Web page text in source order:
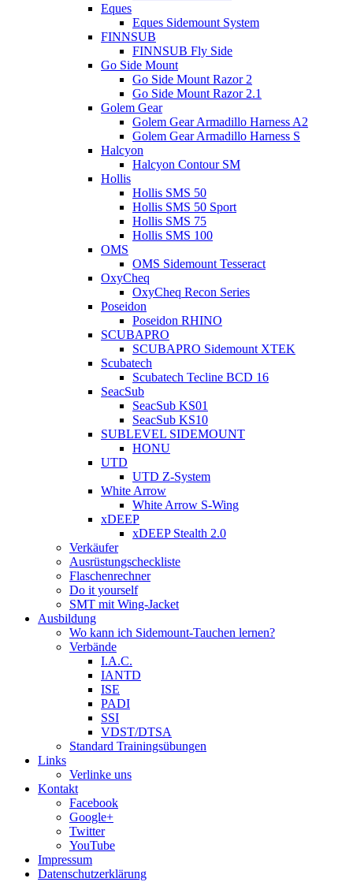
Eques
Eques Sidemount System
FINNSUB
FINNSUB Fly Side
Go Side Mount
Go Side Mount Razor 2
Go Side Mount Razor 2.1
Golem Gear
Golem Gear Armadillo Harness A2
Golem Gear Armadillo Harness S
Halcyon
Halcyon Contour SM
Hollis
Hollis SMS 50
Hollis SMS 50 Sport
Hollis SMS 75
Hollis SMS 100
OMS
OMS Sidemount Tesseract
OxyCheq
OxyCheq Recon Series
Poseidon
Poseidon RHINO
SCUBAPRO
SCUBAPRO Sidemount XTEK
Scubatech
Scubatech Tecline BCD 16
SeacSub
SeacSub KS01
SeacSub KS10
SUBLEVEL SIDEMOUNT
HONU
UTD
UTD Z-System
White Arrow
White Arrow S-Wing
xDEEP
xDEEP Stealth 2.0
Verkäufer
Ausrüstungscheckliste
Flaschenrechner
Do it yourself
SMT mit Wing-Jacket
Ausbildung
Wo kann ich Sidemount-Tauchen lernen?
Verbände
I.A.C.
IANTD
ISE
PADI
SSI
VDST/DTSA
Standard Trainingsübungen
Links
Verlinke uns
Kontakt
Facebook
Google+
Twitter
YouTube
Impressum
Datenschutzerklärung